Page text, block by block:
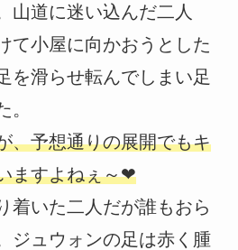
山道に迷い込んだ二人
て小屋に向かおうとした
を滑らせ転んでしまい足
。
、予想通りの展開でもキ
ますよねぇ～❤
着いた二人だが誰もおら
ジュウォンの足は赤く腫